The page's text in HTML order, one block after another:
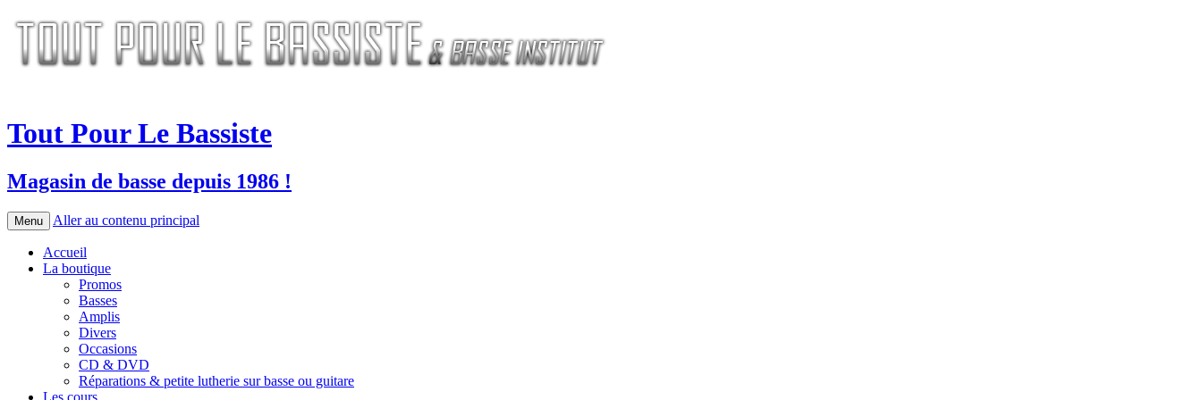
Tout Pour Le Bassiste
Magasin de basse depuis 1986 !
Menu Aller au contenu principal
Accueil
La boutique
Promos
Basses
Amplis
Divers
Occasions
CD & DVD
Réparations & petite lutherie sur basse ou guitare
Les cours